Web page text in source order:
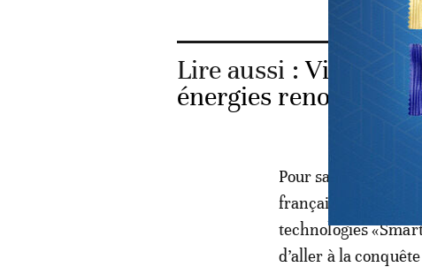
Lire aussi :Vidéo. Le
énergies
Pour sa part, la
française fortement
technologies
d’aller à la